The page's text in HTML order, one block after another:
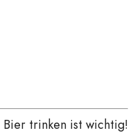
Bier trinken ist wichtig!